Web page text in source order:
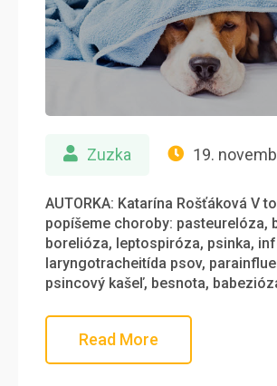
Zuzka 19.
AUTORKA: Katarína Rošťáková V
popíšeme choroby: pasteurelóza,
borelióza, leptospiróza, psinka,
laryngotracheitída psov,
psincový kašeľ, besnota,
Read More